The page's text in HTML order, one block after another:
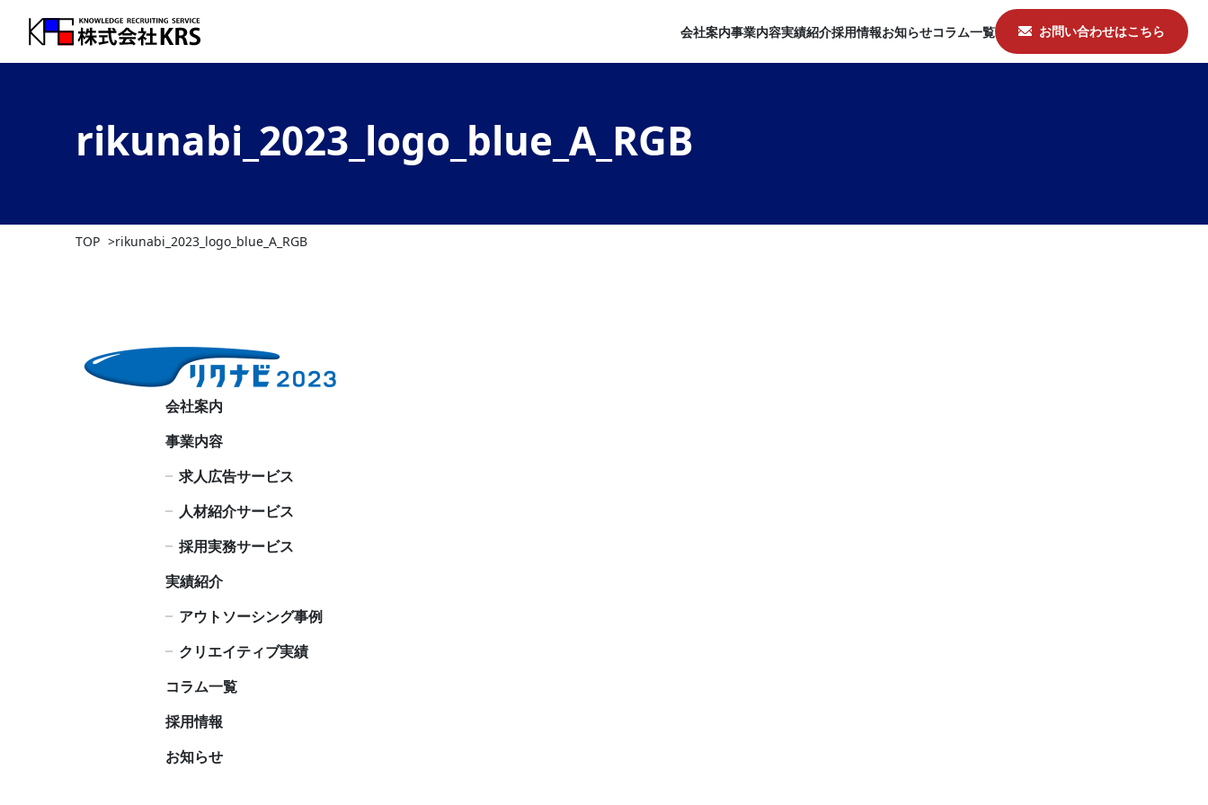
会社案内事業内容実績紹介採用情報お知らせコラム一覧 お問い合わせはこちら
rikunabi_2023_logo_blue_A_RGB
TOP rikunabi_2023_logo_blue_A_RGB
会社案内
事業内容
求人広告サービス
人材紹介サービス
採用実務サービス
実績紹介
アウトソーシング事例
クリエイティブ実績
コラム一覧
採用情報
お知らせ